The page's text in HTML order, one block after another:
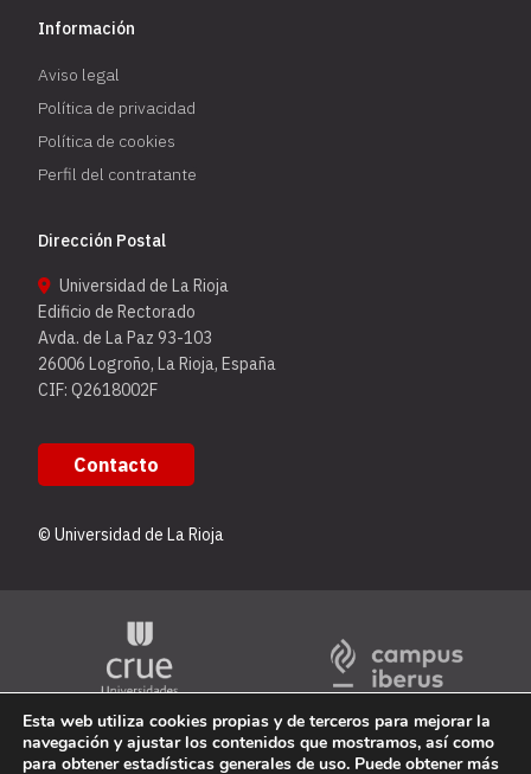
Información
Aviso legal
Política de privacidad
Política de cookies
Perfil del contratante
Dirección Postal
Universidad de La Rioja
Edificio de Rectorado
Avda. de La Paz 93-103
26006 Logroño, La Rioja, España
CIF: Q2618002F
Contacto
© Universidad de La Rioja
Esta web utiliza cookies propias y de terceros para mejorar la
navegación y ajustar los contenidos que mostramos, así como
para obtener estadísticas generales de uso. Puede obtener más